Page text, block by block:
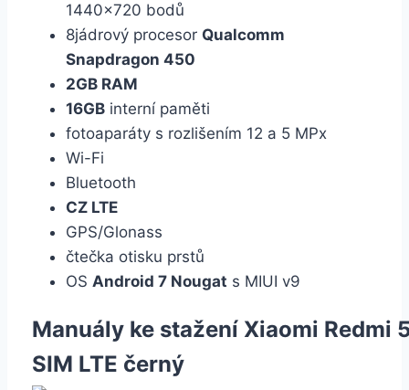
1440×720 bodů
8jádrový procesor Qualcomm
Snapdragon 450
2GB RAM
16GB interní paměti
fotoaparáty s rozlišením 12 a 5 MPx
Wi-Fi
Bluetooth
CZ LTE
GPS/Glonass
čtečka otisku prstů
OS Android 7 Nougat s MIUI v9
Manuály ke stažení Xiaomi Redmi
SIM LTE černý